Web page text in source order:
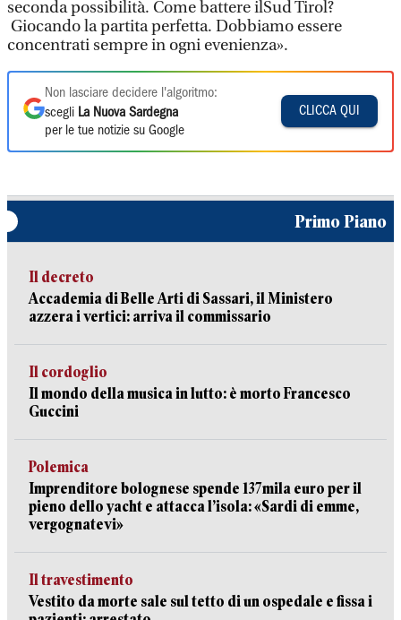
seconda possibilità. Come battere ilSud Tirol?
Giocando la partita perfetta. Dobbiamo essere
concentrati sempre in ogni evenienza».
Non lasciare decidere l'algoritmo:
scegli La Nuova Sardegna
per le tue notizie su Google
CLICCA QUI
Primo Piano
Il decreto
Accademia di Belle Arti di Sassari, il Ministero
azzera i vertici: arriva il commissario
Il cordoglio
Il mondo della musica in lutto: è morto Francesco
Guccini
Polemica
Imprenditore bolognese spende 137mila euro per il
pieno dello yacht e attacca l’isola: «Sardi di emme,
vergognatevi»
Il travestimento
Vestito da morte sale sul tetto di un ospedale e fissa i